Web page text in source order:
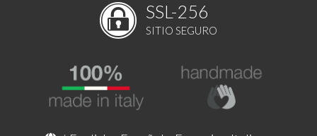
SSL-256
SITIO SEGURO